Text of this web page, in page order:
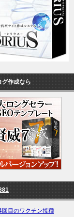
グ作成なら
回目のワクチン接種